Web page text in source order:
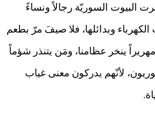
البيوت السوريّة رجالاً ونساءً
وبدائلها، فلا صيفَ مرّ بطعم
ينخر عظامنا، ومَن يتنذر شؤماً
لأنّهم يدركون معنى غياب